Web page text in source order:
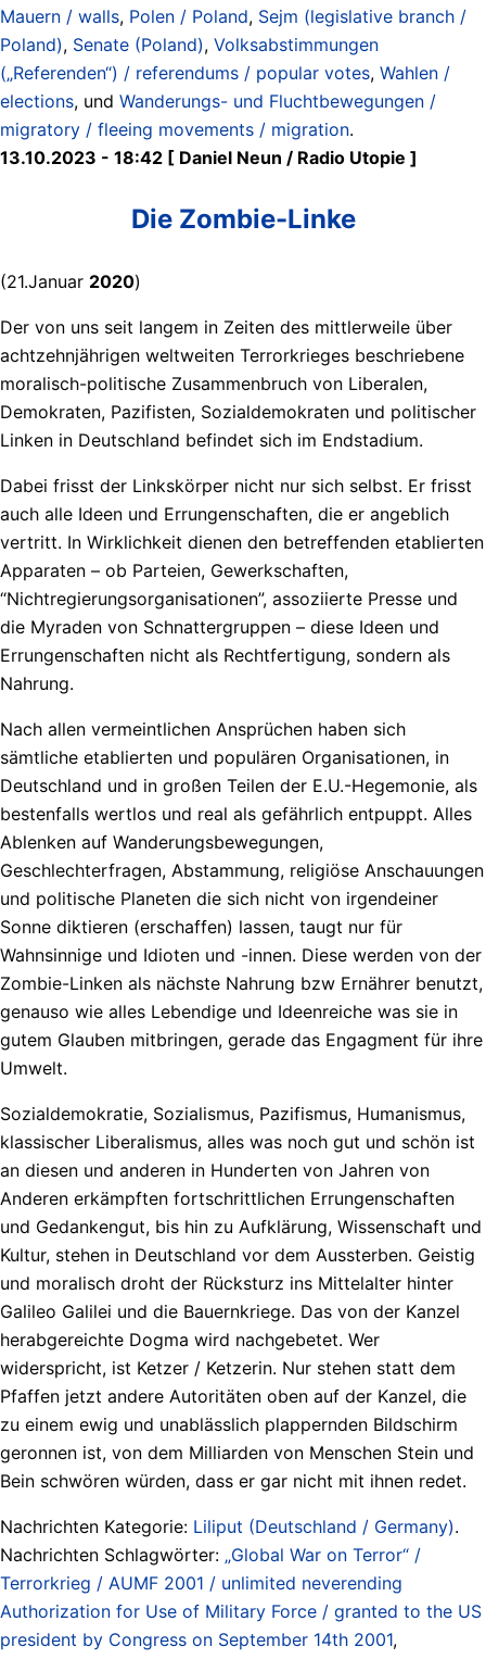
Mauern / walls, Polen / Poland, Sejm (legislative branch /
Poland), Senate (Poland), Volksabstimmungen
(„Referenden“) / referendums / popular votes, Wahlen /
elections, und Wanderungs- und Fluchtbewegungen /
migratory / fleeing movements / migration.
13.10.2023 - 18:42 [ Daniel Neun / Radio Utopie ]
Die Zombie-Linke
(21.Januar 2020)
Der von uns seit langem in Zeiten des mittlerweile über
achtzehnjährigen weltweiten Terrorkrieges beschriebene
moralisch-politische Zusammenbruch von Liberalen,
Demokraten, Pazifisten, Sozialdemokraten und politischer
Linken in Deutschland befindet sich im Endstadium.
Dabei frisst der Linkskörper nicht nur sich selbst. Er frisst
auch alle Ideen und Errungenschaften, die er angeblich
vertritt. In Wirklichkeit dienen den betreffenden etablierten
Apparaten – ob Parteien, Gewerkschaften,
“Nichtregierungsorganisationen”, assoziierte Presse und
die Myraden von Schnattergruppen – diese Ideen und
Errungenschaften nicht als Rechtfertigung, sondern als
Nahrung.
Nach allen vermeintlichen Ansprüchen haben sich
sämtliche etablierten und populären Organisationen, in
Deutschland und in großen Teilen der E.U.-Hegemonie, als
bestenfalls wertlos und real als gefährlich entpuppt. Alles
Ablenken auf Wanderungsbewegungen,
Geschlechterfragen, Abstammung, religiöse Anschauungen
und politische Planeten die sich nicht von irgendeiner
Sonne diktieren (erschaffen) lassen, taugt nur für
Wahnsinnige und Idioten und -innen. Diese werden von der
Zombie-Linken als nächste Nahrung bzw Ernährer benutzt,
genauso wie alles Lebendige und Ideenreiche was sie in
gutem Glauben mitbringen, gerade das Engagment für ihre
Umwelt.
Sozialdemokratie, Sozialismus, Pazifismus, Humanismus,
klassischer Liberalismus, alles was noch gut und schön ist
an diesen und anderen in Hunderten von Jahren von
Anderen erkämpften fortschrittlichen Errungenschaften
und Gedankengut, bis hin zu Aufklärung, Wissenschaft und
Kultur, stehen in Deutschland vor dem Aussterben. Geistig
und moralisch droht der Rücksturz ins Mittelalter hinter
Galileo Galilei und die Bauernkriege. Das von der Kanzel
herabgereichte Dogma wird nachgebetet. Wer
widerspricht, ist Ketzer / Ketzerin. Nur stehen statt dem
Pfaffen jetzt andere Autoritäten oben auf der Kanzel, die
zu einem ewig und unablässlich plappernden Bildschirm
geronnen ist, von dem Milliarden von Menschen Stein und
Bein schwören würden, dass er gar nicht mit ihnen redet.
Nachrichten Kategorie: Liliput (Deutschland / Germany).
Nachrichten Schlagwörter: „Global War on Terror“ /
Terrorkrieg / AUMF 2001 / unlimited neverending
Authorization for Use of Military Force / granted to the US
president by Congress on September 14th 2001,